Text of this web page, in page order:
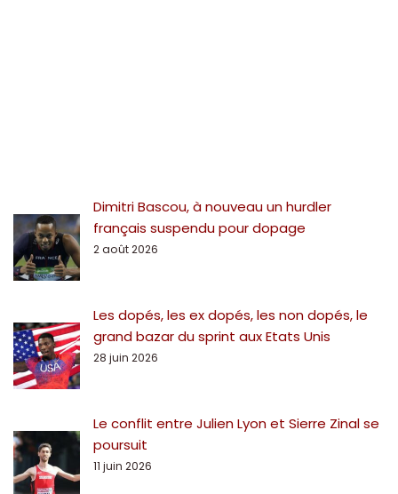
Dimitri Bascou, à nouveau un hurdler
français suspendu pour dopage
2 août 2026
Les dopés, les ex dopés, les non dopés, le
grand bazar du sprint aux Etats Unis
28 juin 2026
Le conflit entre Julien Lyon et Sierre Zinal se
poursuit
11 juin 2026